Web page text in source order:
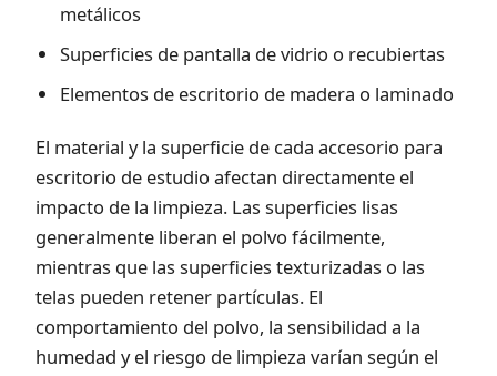
metálicos
Superficies de pantalla de vidrio o recubiertas
Elementos de escritorio de madera o laminado
El material y la superficie de cada accesorio para
escritorio de estudio afectan directamente el
impacto de la limpieza. Las superficies lisas
generalmente liberan el polvo fácilmente,
mientras que las superficies texturizadas o las
telas pueden retener partículas. El
comportamiento del polvo, la sensibilidad a la
humedad y el riesgo de limpieza varían según el